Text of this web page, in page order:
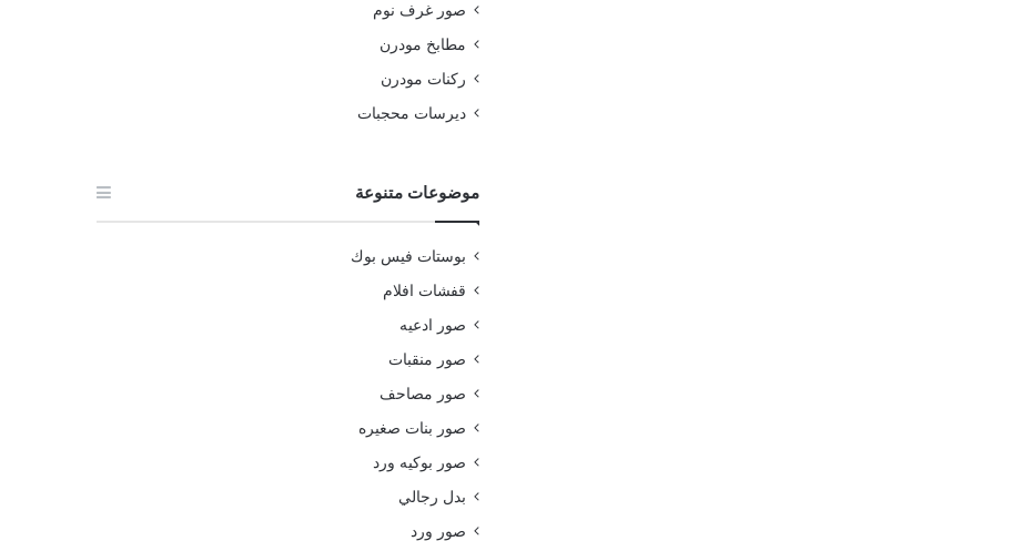
صور غرف نوم
مطابخ مودرن
ركنات مودرن
ديرسات محجبات
موضوعات متنوعة
بوستات فيس بوك
قفشات افلام
صور ادعيه
صور منقبات
صور مصاحف
صور بنات صغيره
صور بوكيه ورد
بدل رجالي
صور ورد